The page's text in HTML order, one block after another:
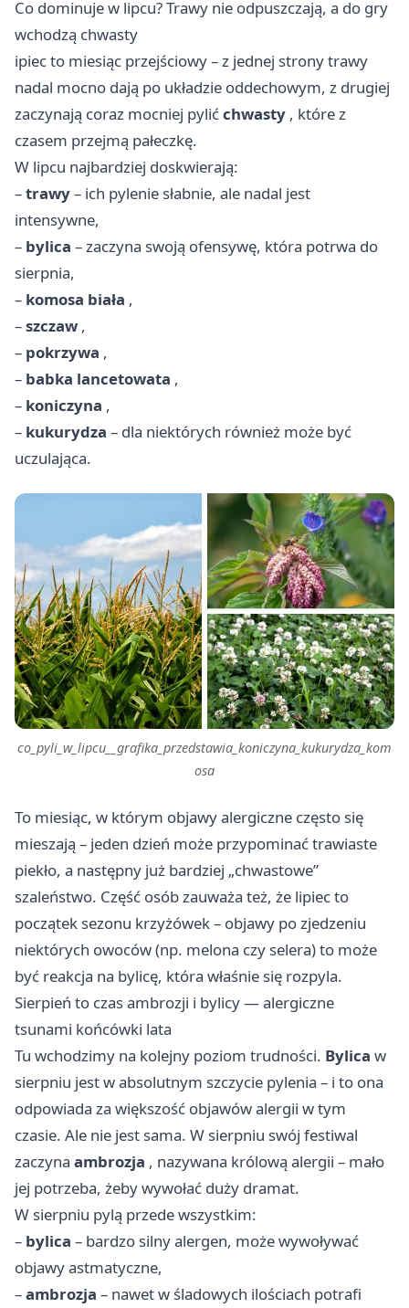
Co dominuje w lipcu? Trawy nie odpuszczają, a do gry
wchodzą chwasty
ipiec to miesiąc przejściowy – z jednej strony trawy
nadal mocno dają po układzie oddechowym, z drugiej
zaczynają coraz mocniej pylićchwasty , które z
czasem przejmą pałeczkę.
W lipcu najbardziej doskwierają:
–trawy– ich pylenie słabnie, ale nadal jest
intensywne,
– bylica – zaczyna swoją ofensywę, która potrwa do
sierpnia,
– komosa biała ,
–szczaw ,
– pokrzywa ,
– babka lancetowata ,
– koniczyna ,
– kukurydza – dla niektórych również może być
uczulająca.
co_pyli_w_lipcu__grafika_przedstawia_koniczyna_kukurydza_kom
osa
To miesiąc, w którym objawy alergiczne często się
mieszają – jeden dzień może przypominać trawiaste
piekło, a następny już bardziej „chwastowe”
szaleństwo. Część osób zauważa też, że lipiec to
początek sezonu krzyżówek – objawy po zjedzeniu
niektórych owoców (np. melona czy selera) to może
być reakcja na bylicę, która właśnie się rozpyla.
Sierpień to czas ambrozji i bylicy — alergiczne
tsunami końcówki lata
Tu wchodzimy na kolejny poziom trudności. Bylica w
sierpniu jest w absolutnym szczycie pylenia – i to ona
odpowiada za większość objawów alergii w tym
czasie. Ale nie jest sama. W sierpniu swój festiwal
zaczyna ambrozja , nazywana królową alergii – mało
jej potrzeba, żeby wywołać duży dramat.
W sierpniu pylą przede wszystkim:
– bylica – bardzo silny alergen, może wywoływać
objawy astmatyczne,
–ambrozja – nawet w śladowych ilościach potrafi